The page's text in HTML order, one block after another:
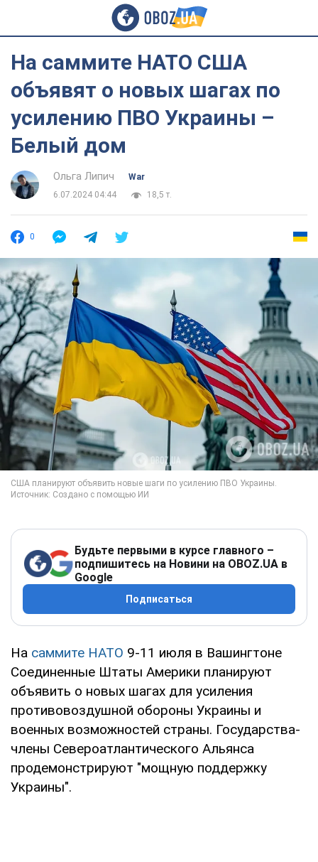
На саммите НАТО США
объявят о новых шагах по
усилению ПВО Украины –
Белый дом
Ольга Липич
War
6.07.2024 04:44
18,5 т.
0
Будьте первыми в курсе главного –
подпишитесь на Новини на OBOZ.UA в
Google
Подписаться
На саммите НАТО 9-11 июля в Вашингтоне
Соединенные Штаты Америки планируют
объявить о новых шагах для усиления
противовоздушной обороны Украины и
военных возможностей страны. Государства-
члены Североатлантического Альянса
продемонстрируют "мощную поддержку
Украины".